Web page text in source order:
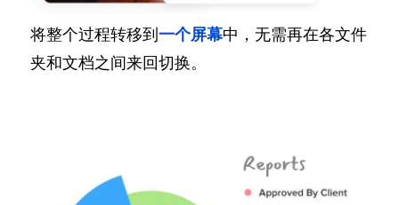
将整个过程转移到 一个屏幕中，无需再在各文件
夹和文档之间来回切换。